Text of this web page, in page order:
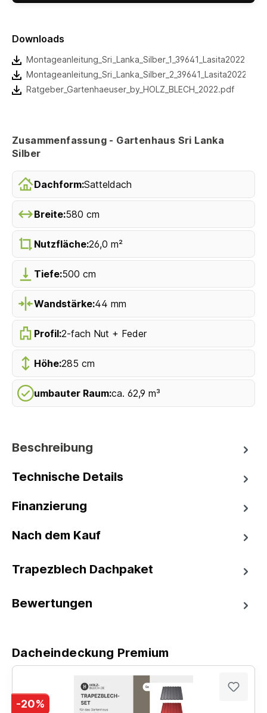
Downloads
Montageanleitung_Sri_Lanka_Silber_1_39641_Lasita2022.pdf
Montageanleitung_Sri_Lanka_Silber_2_39641_Lasita2022.pdf
Ratgeber_Gartenhaeuser_by_HOLZ_BLECH_2022.pdf
Zusammenfassung - Gartenhaus Sri Lanka
Silber
Dachform:Satteldach
Breite:580 cm
Nutzfläche:26,0 m²
Tiefe:500 cm
Wandstärke:44 mm
Profil:2-fach Nut + Feder
Höhe:285 cm
umbauter Raum:ca. 62,9 m³
Beschreibung
Technische Details
Finanzierung
Nach dem Kauf
Trapezblech Dachpaket
Bewertungen
Dacheindeckung Premium
-20%